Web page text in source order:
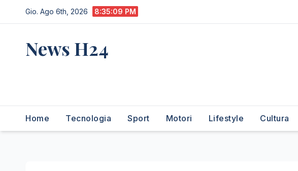
al
Gio. Ago 6th, 2026 8:35:10 PM
News H24
Home Tecnologia Sport Motori Lifestyle Cultura